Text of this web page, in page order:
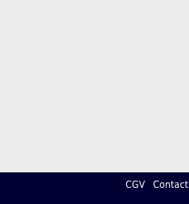
CGV Contact